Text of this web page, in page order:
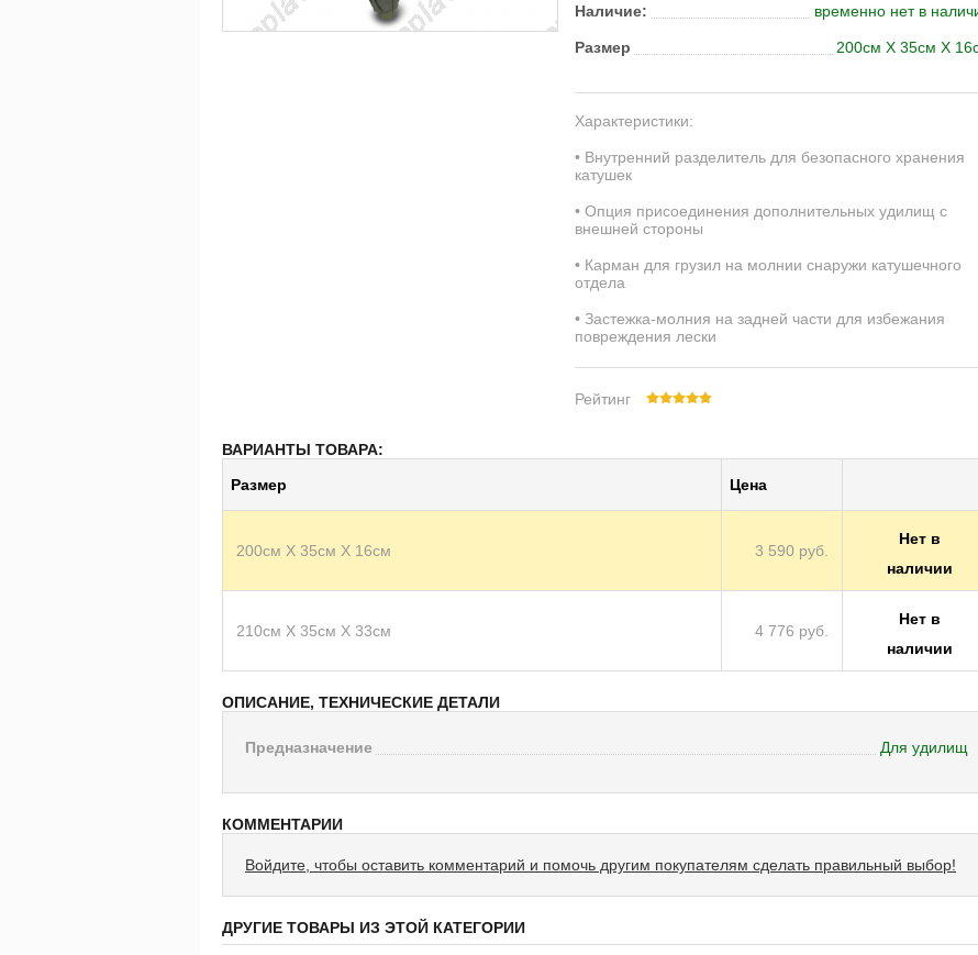
Наличие: временно нет в
Размер 200см X 35см X
Характеристики:
• Внутренний разделитель для безопасного хранения
катушек
• Опция присоединения дополнительных удилищ с
внешней стороны
• Карман для грузил на молнии снаружи катушечного
отдела
• Застежка-молния на задней части для избежания
повреждения лески
Рейтинг
ВАРИАНТЫ ТОВАРА:
Размер
Цена
200см X 35см X 16см 3 590 руб.
Нет в
наличии
210см X 35см X 33см 4 776 руб.
Нет в
наличии
ОПИСАНИЕ, ТЕХНИЧЕСКИЕ ДЕТАЛИ
Предназначение Для удилищ
КОММЕНТАРИИ
Войдите, чтобы оставить комментарий и помочь другим покупателям сделать правильный выбор!
ДРУГИЕ ТОВАРЫ ИЗ ЭТОЙ КАТЕГОРИИ